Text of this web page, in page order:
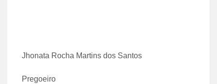
Jhonata Rocha Martins dos Santos
Pregoeiro